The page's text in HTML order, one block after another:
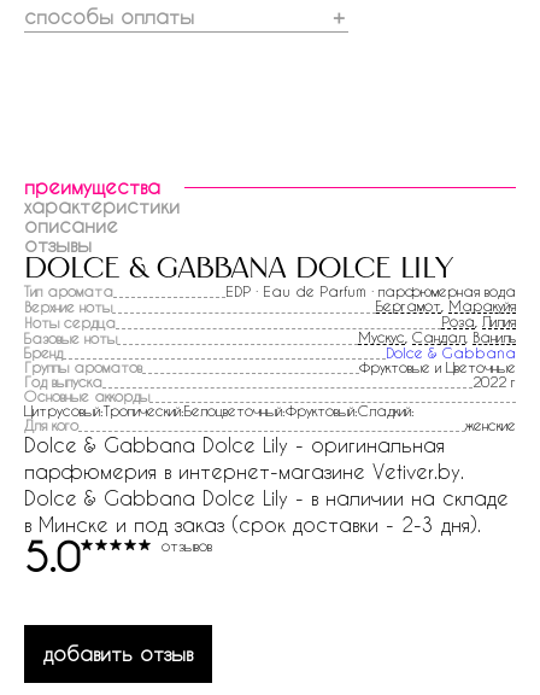
способы оплаты
＋
преимущества
характеристики
описание
отзывы
dolce & gabbana dolce lily
Тип аромата
EDP · Eau de Parfum · парфюмерная вода
Верхние ноты
Бергамот Маракуйя
Ноты сердца
Роза Лилия
Базовые ноты
Мускус Сандал Ваниль
Бренд
Dolce & Gabbana
Группы ароматов
Фруктовые и Цветочные
Год выпуска
2022 г
Основные аккорды
Цитрусовый:Тропический:Белоцветочный:Фруктовый:Сладкий:
Для кого
женские
Dolce & Gabbana Dolce Lily - оригинальная
парфюмерия в интернет-магазине Vetiver.by.
Dolce & Gabbana Dolce Lily - в наличии на складе
в Минске и под заказ (срок доставки - 2-3 дня).
5.0 отзывов
добавить отзыв